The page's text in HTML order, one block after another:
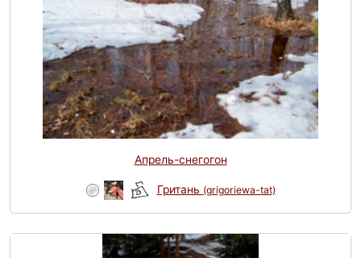
Апрель-снегогон
Гритань (grigoriewa-tat)